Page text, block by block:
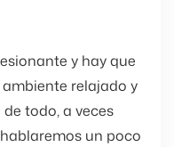
y hay que
relajado y
todo, a veces
un poco